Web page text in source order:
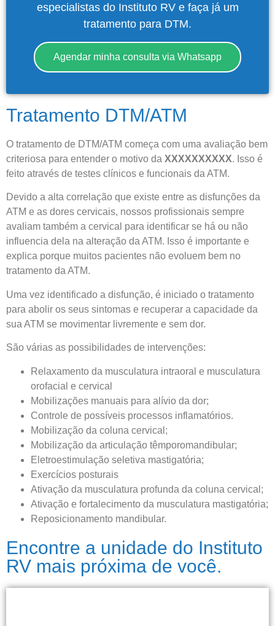
especialistas do Instituto RV e faça já um
tratamento para DTM.
Agendar minha consulta via Whatsapp
Tratamento DTM/ATM
O tratamento de DTM/ATM começa com uma avaliação bem
criteriosa para entender o motivo da XXXXXXXXXX. Isso é
feito através de testes clínicos e funcionais da ATM.
Devido a alta correlação que existe entre as disfunções da
ATM e as dores cervicais, nossos profissionais sempre
avaliam também a cervical para identificar se há ou não
influencia dela na alteração da ATM. Isso é importante e
explica porque muitos pacientes não evoluem bem no
tratamento da ATM.
Uma vez identificado a disfunção, é iniciado o tratamento
para abolir os seus sintomas e recuperar a capacidade da
sua ATM se movimentar livremente e sem dor.
São várias as possibilidades de intervenções:
Relaxamento da musculatura intraoral e musculatura
orofacial e cervical
Mobilizações manuais para alívio da dor;
Controle de possíveis processos inflamatórios.
Mobilização da coluna cervical;
Mobilização da articulação têmporomandibular;
Eletroestimulação seletiva mastigatória;
Exercícios posturais
Ativação da musculatura profunda da coluna cervical;
Ativação e fortalecimento da musculatura mastigatória;
Reposicionamento mandibular.
Encontre a unidade do Instituto
RV mais próxima de você.
Central de
Antes de iniciar o seu tratamento, iremos fazer uma
indicarão qual o melhor caminho a ser seguido.
Cidade de São Paulo:
(011) 2091-1267
Demais Localidades: